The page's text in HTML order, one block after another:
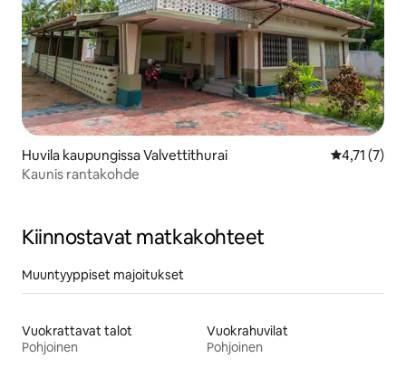
Huvila kaupungissa Valvettithurai
4,71 (7)
Kaunis rantakohde
Kiinnostavat matkakohteet
Muuntyyppiset majoitukset
Vuokrattavat talot
Pohjoinen
Vuokrahuvilat
Pohjoinen